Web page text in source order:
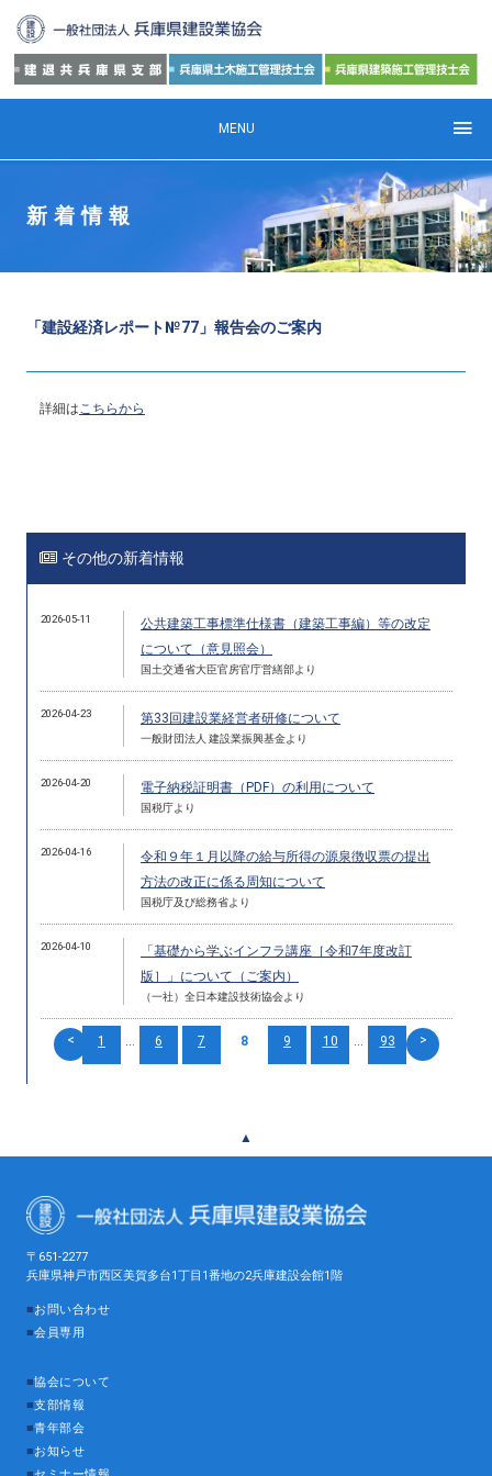
MENU
新着情報
「建設経済レポート№77」報告会のご案内
詳細はこちらから
その他の新着情報
2026-05-11
公共建築工事標準仕様書（建築工事編）等の改定
について（意見照会）
国土交通省大臣官房官庁営繕部より
2026-04-23 第33回建設業経営者研修について
一般財団法人 建設業振興基金より
2026-04-20 電子納税証明書（PDF）の利用について
国税庁より
2026-04-16
令和９年１月以降の給与所得の源泉徴収票の提出
方法の改正に係る周知について
国税庁及び総務省より
2026-04-10
「基礎から学ぶインフラ講座［令和7年度改訂
版］」について（ご案内）
（一社）全日本建設技術協会より
< 1 ... 6 7 8 9 10 ... 93 >
▲
〒651-2277
兵庫県神戸市西区美賀多台1丁目1番地の2兵庫建設会館1階
■お問い合わせ
■会員専用
■協会について
■支部情報
■青年部会
■お知らせ